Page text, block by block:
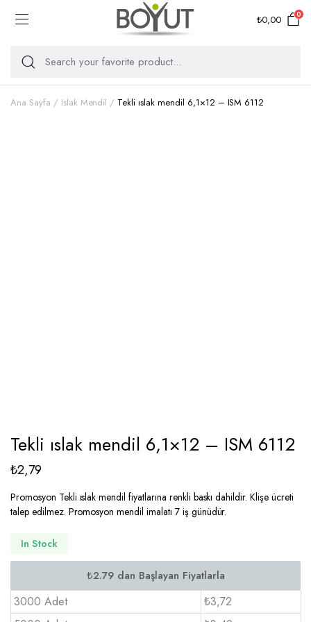
₺0,00 0
Ana Sayfa Islak Mendil Tekli ıslak mendil 6,1×12 – ISM 6112
Tekli ıslak mendil 6,1×12 – ISM 6112
₺2,79
Promosyon Tekli ıslak mendil fiyatlarına renkli baskı dahildir. Klişe ücreti
talep edilmez. Promosyon mendil imalatı 7 iş günüdür.
In Stock
3000 Adet
₺3,72